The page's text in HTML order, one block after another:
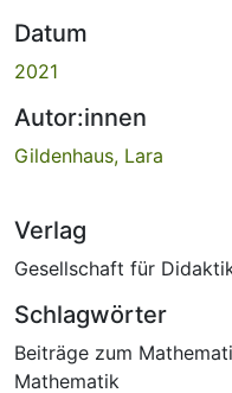
Datum
2021
Autor:innen
Gildenhaus, Lara
Verlag
Gesellschaft für
Schlagwörter
Beiträge zum
Mathematik